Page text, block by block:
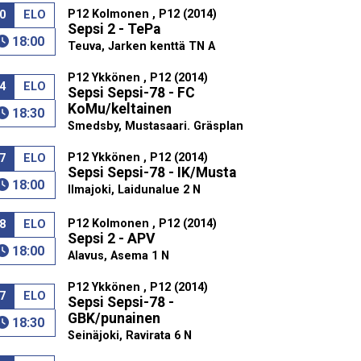
ELO
18:00
P12 Kolmonen , P12 (2014)
Sepsi 2 - TePa
Teuva, Jarken kenttä TN A
ELO
18:30
P12 Ykkönen , P12 (2014)
Sepsi Sepsi-78 - FC
KoMu/keltainen
Smedsby, Mustasaari. Gräsplan
ELO
18:00
P12 Ykkönen , P12 (2014)
Sepsi Sepsi-78 - IK/Musta
Ilmajoki, Laidunalue 2 N
ELO
18:00
P12 Kolmonen , P12 (2014)
Sepsi 2 - APV
Alavus, Asema 1 N
ELO
18:30
P12 Ykkönen , P12 (2014)
Sepsi Sepsi-78 -
GBK/punainen
Seinäjoki, Ravirata 6 N